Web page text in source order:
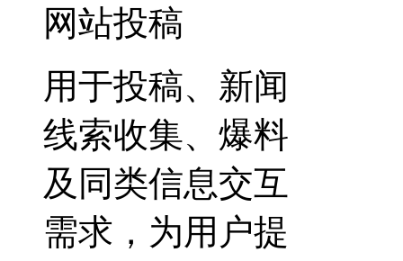
网站投稿
用于投稿、新闻
线索收集、爆料
及同类信息交互
需求，为用户提